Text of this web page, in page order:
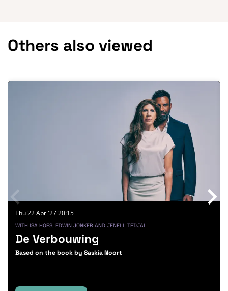
Others also viewed
De Verbouwing
Based on the book by Saskia Noort
WITH ISA HOES, EDWIN JONKER AND JENELL TEDJAI
Thu 22 Apr '2720:15